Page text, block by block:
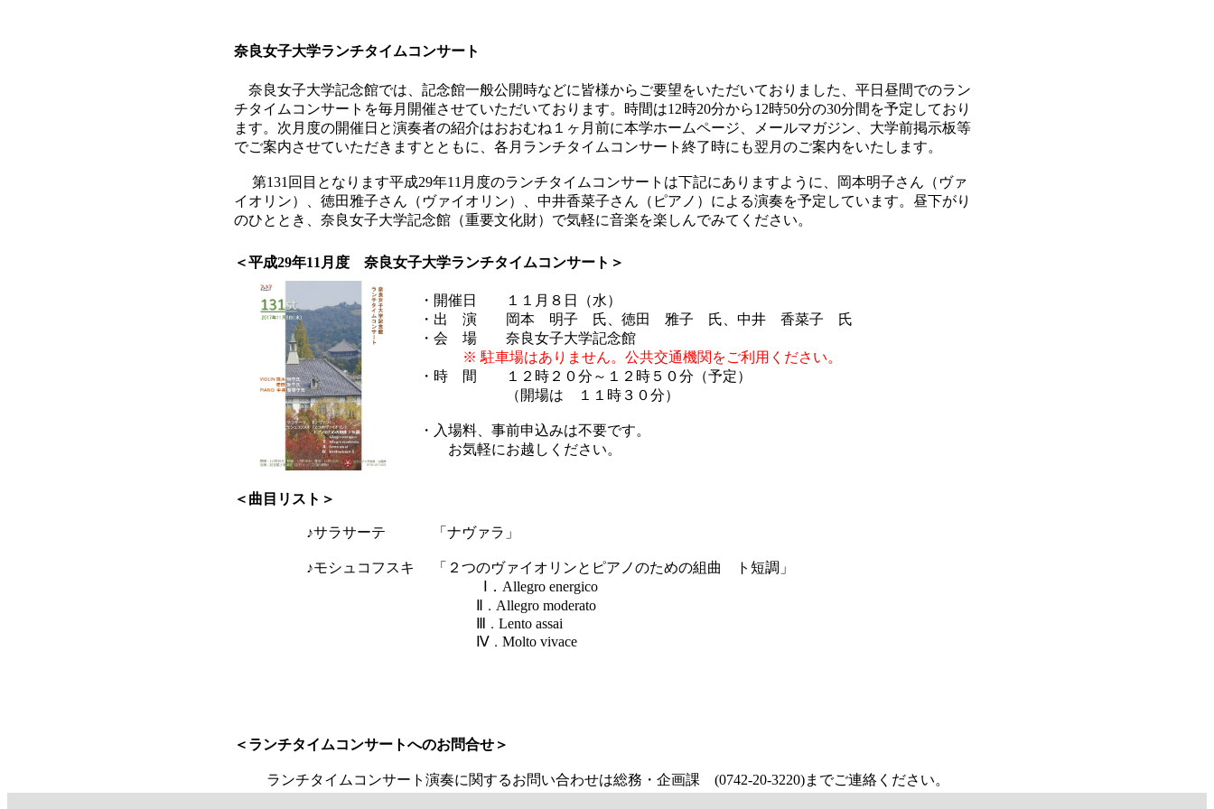
奈良女子大学ランチタイムコンサート
奈良女子大学記念館では、記念館一般公開時などに皆様からご要望をいただいておりました、平日昼間でのラン
チタイムコンサートを毎月開催させていただいております。時間は12時20分から12時50分の30分間を予定しており
ます。次月度の開催日と演奏者の紹介はおおむね１ヶ月前に本学ホームページ、メールマガジン、大学前掲示板等
でご案内させていただきますとともに、各月ランチタイムコンサート終了時にも翌月のご案内をいたします。
第131回目となります平成29年11月度のランチタイムコンサートは下記にありますように、岡本明子さん（ヴァ
イオリン）、徳田雅子さん（ヴァイオリン）、中井香菜子さん（ピアノ）による演奏を予定しています。昼下がり
のひととき、奈良女子大学記念館（重要文化財）で気軽に音楽を楽しんでみてください。
＜平成29年11月度 奈良女子大学ランチタイムコンサート＞
・開催日 １１月８日（水）
・出 演 岡本 明子 氏、徳田 雅子 氏、中井 香菜子 氏
・会 場 奈良女子大学記念館
※ 駐車場はありません。公共交通機関をご利用ください。
・時 間 １２時２０分～１２時５０分（予定）
（開場は １１時３０分）
・入場料、事前申込みは不要です。
お気軽にお越しください。
＜曲目リスト＞
♪サラサーテ 「ナヴァラ」
♪モシュコフスキ 「２つのヴァイオリンとピアノのための組曲 ト短調」
Ⅰ．Allegro energico
． Allegro moderato
． Lento assai
Ⅳ． Molto vivace
＜ランチタイムコンサートへのお問合せ＞
ランチタイムコンサート演奏に関するお問い合わせは総務・企画課 (0742-20-3220)までご連絡ください。